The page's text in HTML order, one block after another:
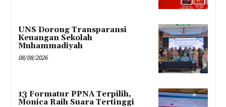
UNS Dorong Transparansi
Keuangan Sekolah
Muhammadiyah
08/08/2026
13 Formatur PPNA Terpilih,
Monica Raih Suara Tertinggi